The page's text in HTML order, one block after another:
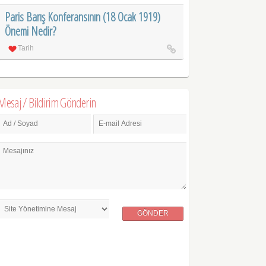
Paris Barış Konferansının (18 Ocak 1919)
Önemi Nedir?
Tarih
/ Bildirim Gönderin
Ad / Soyad E-mail Adresi
Mesajınız
GÖNDER